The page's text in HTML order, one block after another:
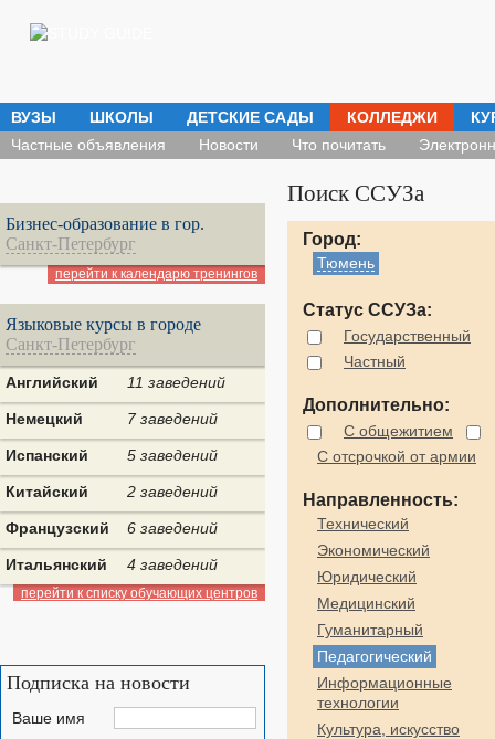
ВУЗЫ ШКОЛЫ ДЕТСКИЕ САДЫ КОЛЛЕДЖИ
Частные объявления
Новости Что почитать
Поиск ССУЗа
Город:
Тюмень
Статус ССУЗа:
Государственный
Частный
Дополнительно:
С общежитием
С отсрочкой от армии
Направленность:
Технический
Экономический
Юридический
Медицинский
Гуманитарный
Педагогический
Информационные
технологии
Культура, искусство
Бизнес-образование в гор.
Санкт-Петербург
перейти к календарю тренингов
Языковые курсы в городе
Санкт-Петербург
Английский 11 заведений
Немецкий 7 заведений
Испанский 5 заведений
Китайский 2 заведений
Французский 6 заведений
Итальянский 4 заведений
перейти к списку обучающих центров
Подписка на новости
Ваше имя